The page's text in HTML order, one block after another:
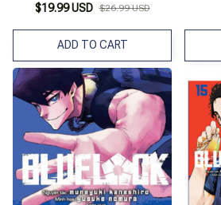
$19.99 USD $26.99 USD
ADD TO CART